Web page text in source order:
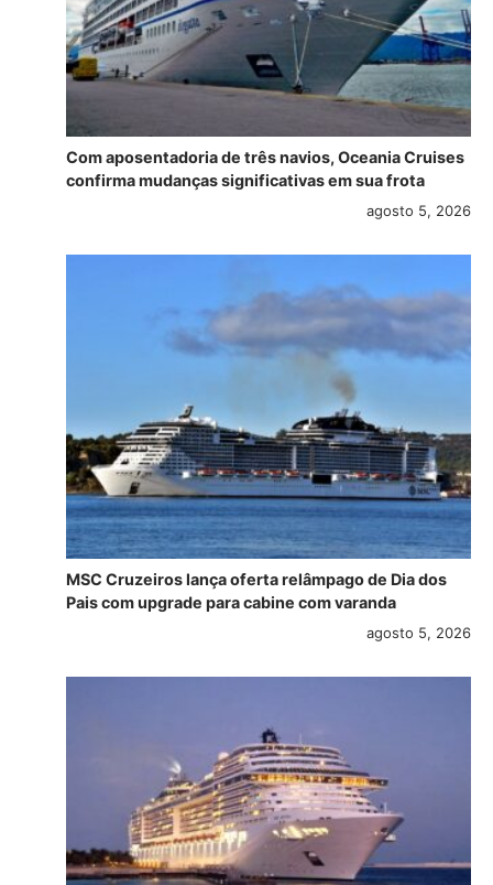
Com aposentadoria de três navios, Oceania Cruises
confirma mudanças significativas em sua frota
agosto 5, 2026
MSC Cruzeiros lança oferta relâmpago de Dia dos
Pais com upgrade para cabine com varanda
agosto 5, 2026